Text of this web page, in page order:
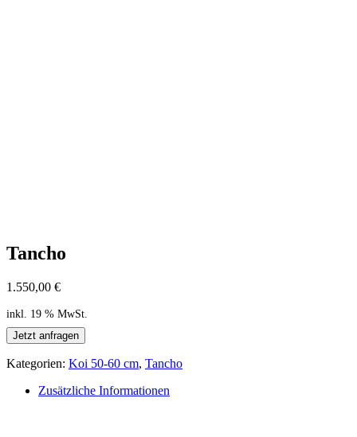
Tancho
1.550,00 €
inkl. 19 % MwSt.
Jetzt anfragen
Kategorien: Koi 50-60 cm, Tancho
Zusätzliche Informationen